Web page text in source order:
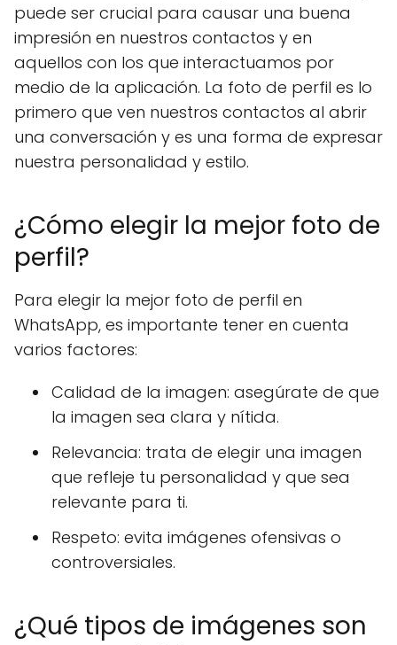
puede ser crucial para causar una buena
impresión en nuestros contactos y en
aquellos con los que interactuamos por
medio de la aplicación. La foto de perfil es lo
primero que ven nuestros contactos al abrir
una conversación y es una forma de expresar
nuestra personalidad y estilo.
¿Cómo elegir la mejor foto de
perfil?
Para elegir la mejor foto de perfil en
WhatsApp, es importante tener en cuenta
varios factores:
Calidad de la imagen: asegúrate de que
la imagen sea clara y nítida.
Relevancia: trata de elegir una imagen
que refleje tu personalidad y que sea
relevante para ti.
Respeto: evita imágenes ofensivas o
controversiales.
¿Qué tipos de imágenes son